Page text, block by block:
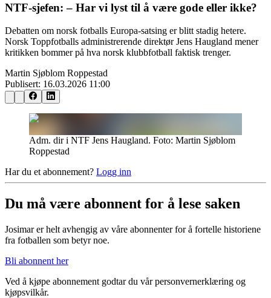
NTF-sjefen: – Har vi lyst til å være gode eller ikke?
Debatten om norsk fotballs Europa-satsing er blitt stadig hetere.
Norsk Toppfotballs administrerende direktør Jens Haugland mener
kritikken bommer på hva norsk klubbfotball faktisk trenger.
Martin Sjøblom Roppestad
Publisert: 16.03.2026 11:00
Adm. dir i NTF Jens Haugland. Foto: Martin Sjøblom
Roppestad
Har du et abonnement? Logg inn
Du må være abonnent for å lese saken
Josimar er helt avhengig av våre abonnenter for å fortelle historiene
fra fotballen som betyr noe.
Bli abonnent her
Ved å kjøpe abonnement godtar du vår personvernerklæring og
kjøpsvilkår.